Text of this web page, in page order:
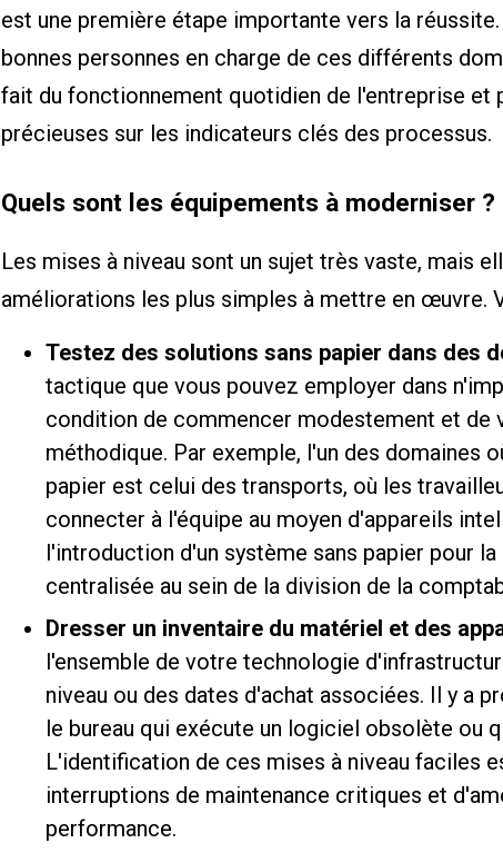
est une première étape importante vers la
bonnes personnes en charge de ces différents
fait du fonctionnement quotidien de l'entreprise et
précieuses sur les indicateurs clés des processus.
Quels sont les équipements à moderniser ?
Les mises à niveau sont un sujet très vaste, mais
améliorations les plus simples à mettre en œuvre.
Testez des solutions sans papier dans des
tactique que vous pouvez employer dans
condition de commencer modestement et de
méthodique. Par exemple, l'un des domaines
papier est celui des transports, où les
connecter à l'équipe au moyen d'appareils
l'introduction d'un système sans papier pour
centralisée au sein de la division de la
Dresser un inventaire du matériel et des
l'ensemble de votre technologie
niveau ou des dates d'achat associées. Il y a
le bureau qui exécute un logiciel obsolète ou
L'identification de ces mises à niveau faciles
interruptions de maintenance critiques et
performance.